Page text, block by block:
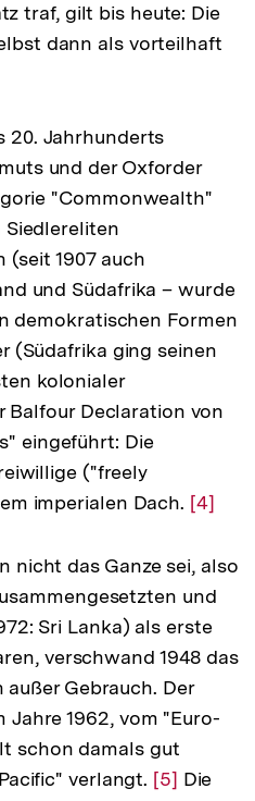
traf, gilt bis heute: Die
dann als vorteilhaft
20. Jahrhunderts
und der Oxforder
"Commonwealth"
Siedlereliten
(seit 1907 auch
und Südafrika – wurde
demokratischen Formen
(Südafrika ging seinen
kolonialer
Balfour Declaration von
eingeführt: Die
("freely
imperialen Dach. Zur
der
Fußnote
[4]
nicht das Ganze sei, also
und
Sri Lanka) als erste
verschwand 1948 das
Gebrauch. Der
1962, vom "Euro-
schon damals gut
verlangt. Zur
[5] Die